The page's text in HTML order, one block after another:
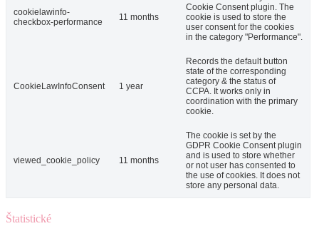
cookielawinfo-
checkbox-performance
11 months
Cookie Consent plugin. The
cookie is used to store the
user consent for the cookies
in the category "Performance".
CookieLawInfoConsent 1 year
Records the default button
state of the corresponding
category & the status of
CCPA. It works only in
coordination with the primary
cookie.
viewed_cookie_policy 11 months
The cookie is set by the
GDPR Cookie Consent plugin
and is used to store whether
or not user has consented to
the use of cookies. It does not
store any personal data.
Štatistické